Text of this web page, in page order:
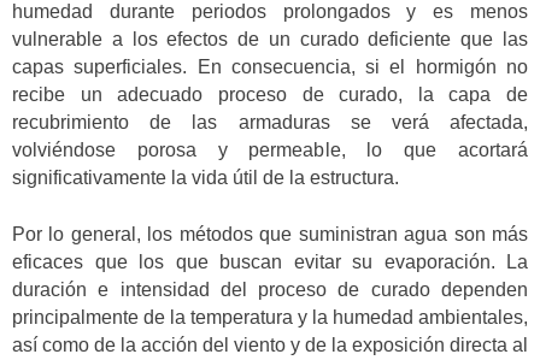
humedad durante periodos prolongados y es menos
vulnerable a los efectos de un curado deficiente que las
capas superficiales. En consecuencia, si el hormigón no
recibe un adecuado proceso de curado, la capa de
recubrimiento de las armaduras se verá afectada,
volviéndose porosa y permeable, lo que acortará
significativamente la vida útil de la estructura.
Por lo general, los métodos que suministran agua son más
eficaces que los que buscan evitar su evaporación. La
duración e intensidad del proceso de curado dependen
principalmente de la temperatura y la humedad ambientales,
así como de la acción del viento y de la exposición directa al